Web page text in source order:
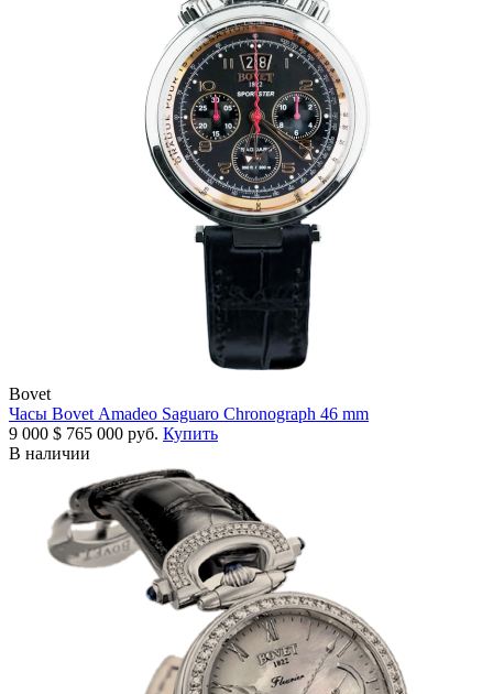
Bovet
Часы Bovet Amadeo Saguaro Chronograph 46 mm
9 000 $ 765 000 руб. Купить
В наличии